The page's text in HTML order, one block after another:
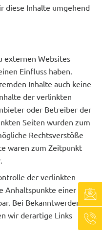
diese Inhalte umgehend
externen Websites
Einfluss haben.
Inhalte auch keine
der verlinkten
oder Betreiber der
Seiten wurden zum
Rechtsverstöße
waren zum Zeitpunkt
der verlinkten
Anhaltspunkte einer
Bei Bekanntwerden
wir derartige Links